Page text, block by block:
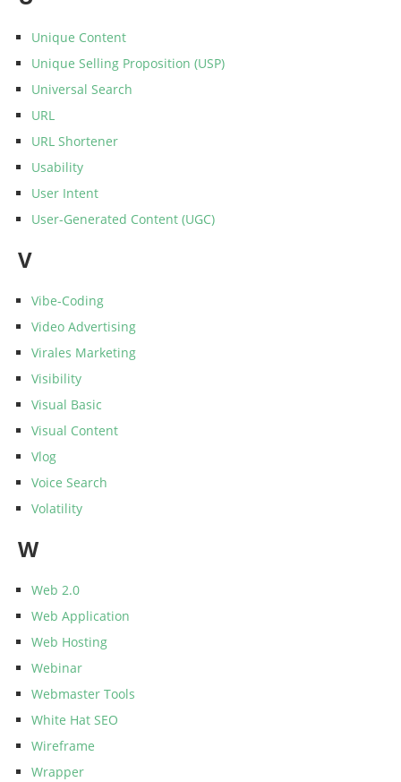
Unique Content
Unique Selling Proposition (USP)
Universal Search
URL
URL Shortener
Usability
User Intent
User-Generated Content (UGC)
V
Vibe-Coding
Video Advertising
Virales Marketing
Visibility
Visual Basic
Visual Content
Vlog
Voice Search
Volatility
W
Web 2.0
Web Application
Web Hosting
Webinar
Webmaster Tools
White Hat SEO
Wireframe
Wrapper